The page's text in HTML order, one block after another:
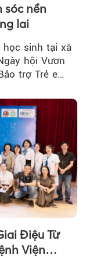
sóc nền
lai
học sinh tại xã
hội Vươn
trợ Trẻ em
Điệu Từ
Viện